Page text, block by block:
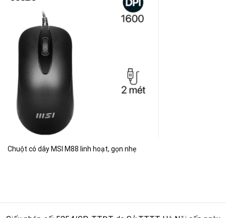
Chuột có dây MSI M88 linh hoạt, gọn nhẹ